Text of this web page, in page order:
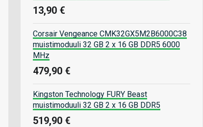
13,90 €
Corsair Vengeance CMK32GX5M2B6000C38
muistimoduuli 32 GB 2 x 16 GB DDR5 6000
MHz
479,90 €
Kingston Technology FURY Beast
muistimoduuli 32 GB 2 x 16 GB DDR5
519,90 €